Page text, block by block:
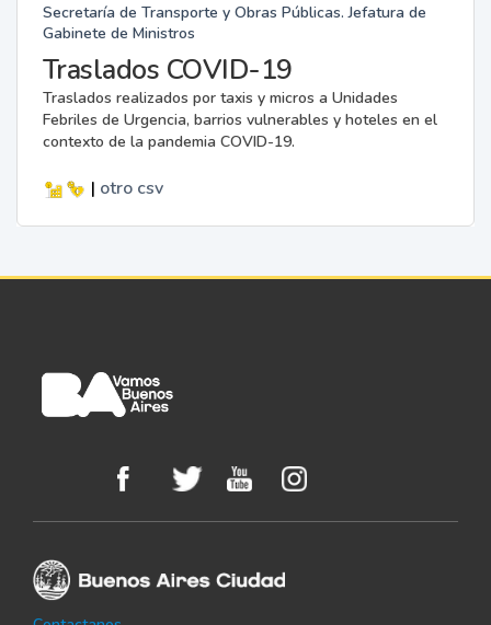
Secretaría de Transporte y Obras Públicas. Jefatura de
Gabinete de Ministros
Traslados COVID-19
Traslados realizados por taxis y micros a Unidades
Febriles de Urgencia, barrios vulnerables y hoteles en el
contexto de la pandemia COVID-19.
| otro csv